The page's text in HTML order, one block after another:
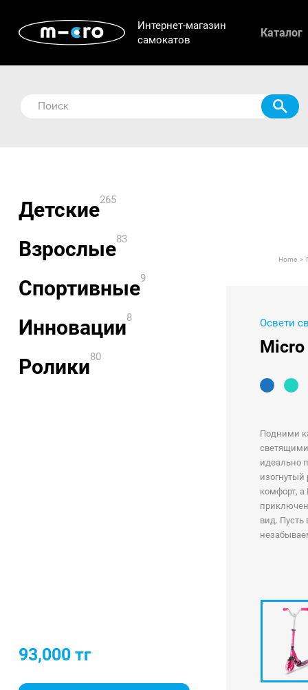
Интернет-магазин
самокатов
Каталог
Детские
Детские265
Взрослые83
Спортивные9
Инновации8
Ролики80
93,000 тг
Home
Освети
Micro
Подними
идеально
комфорт, а
вид. Пусть